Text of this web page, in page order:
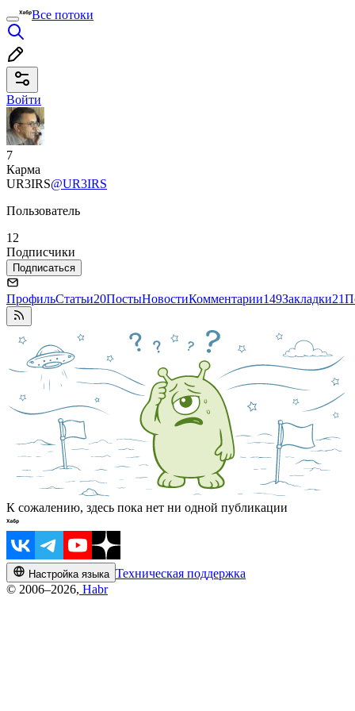
Все потоки
Войти
7
Карма
UR3IRS@UR3IRS
Пользователь
12
Подписчики
Подписаться
ПрофильСтатьи20ПостыНовостиКомментарии149Закладки21
К сожалению, здесь пока нет ни одной публикации
Настройка языка Техническая поддержка
© 2006–2026, Habr